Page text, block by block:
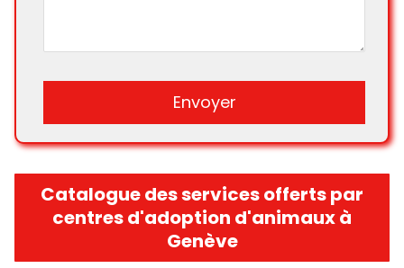
Catalogue des services offerts par
centres d'adoption d'animaux à
Genève